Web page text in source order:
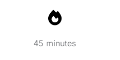
45 minutes